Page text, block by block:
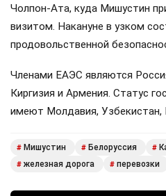
Чолпон-Ата, куда Мишустин
визитом. Накануне в узком
продовольственной
Членами ЕАЭС являются
Киргизия и Армения. Статус
имеют Молдавия, Узбекистан,
# Мишустин # Белоруссия #
# железная дорога # перевозки